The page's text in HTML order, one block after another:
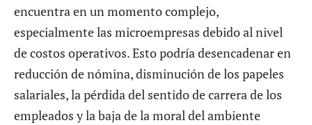
encuentra en un momento complejo,
especialmente las microempresas debido al nivel
de costos operativos. Esto podría desencadenar en
reducción de nómina, disminución de los papeles
salariales, la pérdida del sentido de carrera de los
empleados y la baja de la moral del ambiente